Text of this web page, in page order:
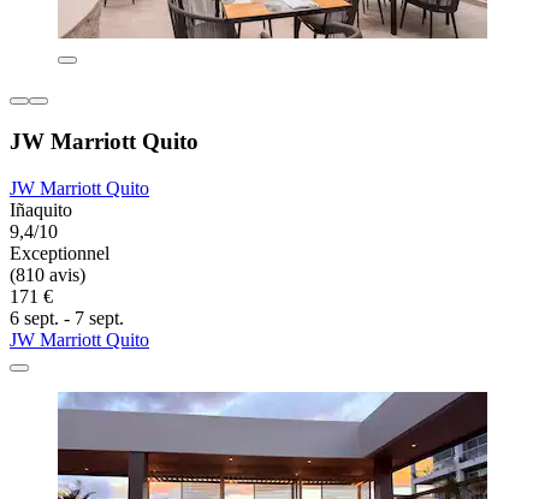
JW Marriott Quito
JW Marriott Quito
Iñaquito
9,4/10
Exceptionnel
(810 avis)
171 €
6 sept. - 7 sept.
JW Marriott Quito